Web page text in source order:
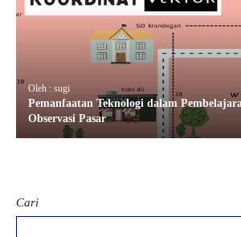
Oleh : sugi
Pemanfaatan Teknologi dalam
Observasi Pasar
Cari